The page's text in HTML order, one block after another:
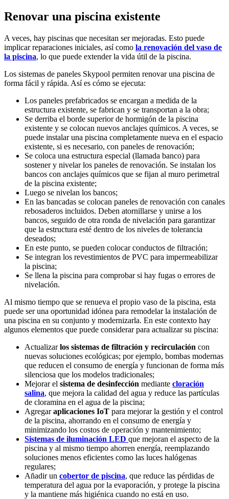
Renovar una piscina existente
A veces, hay piscinas que necesitan ser mejoradas. Esto puede
implicar reparaciones iniciales, así como la renovación del vaso de
la piscina, lo que puede extender la vida útil de la piscina.
Los sistemas de paneles Skypool permiten renovar una piscina de
forma fácil y rápida. Así es cómo se ejecuta:
Los paneles prefabricados se encargan a medida de la
estructura existente, se fabrican y se transportan a la obra;
Se derriba el borde superior de hormigón de la piscina
existente y se colocan nuevos anclajes químicos. A veces, se
puede instalar una piscina completamente nueva en el espacio
existente, si es necesario, con paneles de renovación;
Se coloca una estructura especial (llamada banco) para
sostener y nivelar los paneles de renovación. Se instalan los
bancos con anclajes químicos que se fijan al muro perimetral
de la piscina existente;
Luego se nivelan los bancos;
En las bancadas se colocan paneles de renovación con canales
rebosaderos incluidos. Deben atornillarse y unirse a los
bancos, seguido de otra ronda de nivelación para garantizar
que la estructura esté dentro de los niveles de tolerancia
deseados;
En este punto, se pueden colocar conductos de filtración;
Se integran los revestimientos de PVC para impermeabilizar
la piscina;
Se llena la piscina para comprobar si hay fugas o errores de
nivelación.
Al mismo tiempo que se renueva el propio vaso de la piscina, esta
puede ser una oportunidad idónea para remodelar la instalación de
una piscina en su conjunto y modernizarla. En este contexto hay
algunos elementos que puede considerar para actualizar su piscina:
Actualizarlos sistemas de filtración y recirculación con
nuevas soluciones ecológicas; por ejemplo, bombas modernas
que reducen el consumo de energía y funcionan de forma más
silenciosa que los modelos tradicionales;
Mejorar el sistema de desinfección mediante cloración
salina, que mejora la calidad del agua y reduce las partículas
de cloramina en el agua de la piscina;
Agregaraplicaciones IoT para mejorar la gestión y el control
de la piscina, ahorrando en el consumo de energía y
minimizando los costos de operación y mantenimiento;
Sistemas de iluminación LED que mejoran el aspecto de la
piscina y al mismo tiempo ahorren energía, reemplazando
soluciones menos eficientes como las luces halógenas
regulares;
Añadir un cobertor de piscina, que reduce las pérdidas de
temperatura del agua por la evaporación, y protege la piscina
y la mantiene más higiénica cuando no está en uso.